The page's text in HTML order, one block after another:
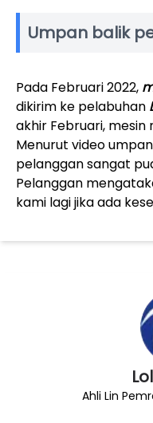
Ahli Lin
Umpan balik
Pada Februari 2022,
dikirim ke pelabuhan
akhir Februari, mesin
Menurut video
pelanggan sangat
Pelanggan
kami lagi jika ada